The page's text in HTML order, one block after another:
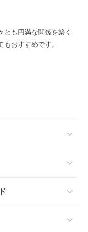
とも円満な関係を築く
もおすすめです。